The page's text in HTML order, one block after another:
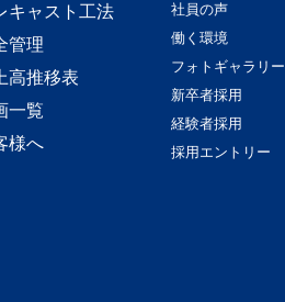
キャスト工法
管理
高推移表
一覧
様へ
社員の声
働く環境
フォトギャラリー
新卒者採用
経験者採用
採用エントリー